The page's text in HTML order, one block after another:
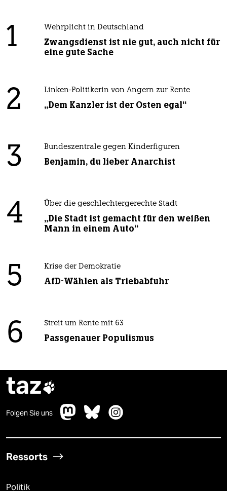
1 Wehrplicht in Deutschland
Zwangsdienst ist nie gut, auch nicht für
eine gute Sache
2 Linken-Politikerin von Angern zur Rente
„Dem Kanzler ist der Osten egal“
3 Bundeszentrale gegen Kinderfiguren
Benjamin, du lieber Anarchist
4 Über die geschlechtergerechte Stadt
„Die Stadt ist gemacht für den weißen
Mann in einem Auto“
5 Krise der Demokratie
AfD-Wählen als Triebabfuhr
6 Streit um Rente mit 63
Passgenauer Populismus
taz
Folgen Sie uns
Ressorts
Politik